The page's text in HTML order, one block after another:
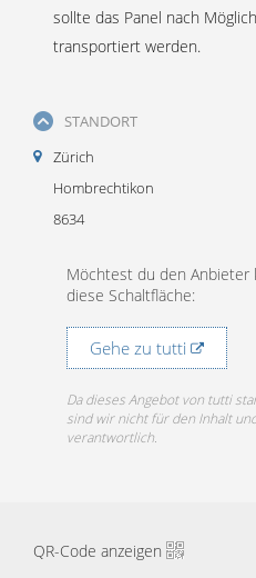
sollte das Panel nach
transportiert werden.
STANDORT
Zürich
Hombrechtikon
8634
Möchtest du den Anbieter
diese Schaltfläche:
Gehe zu tutti
Da dieses Angebot von tutti
sind wir nicht für den Inhalt
verantwortlich.
QR-Code anzeigen